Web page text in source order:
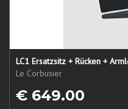
LC1 Ersatzsitz + Rücken +
Le Corbusier
€ 649.00